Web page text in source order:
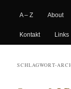
A – Z About
Kontakt Links
SCHLAGWORT-